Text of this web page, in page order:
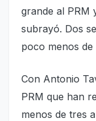
grande al PRM
subrayó. Dos
poco menos de
Con Antonio
PRM que han
menos de tres